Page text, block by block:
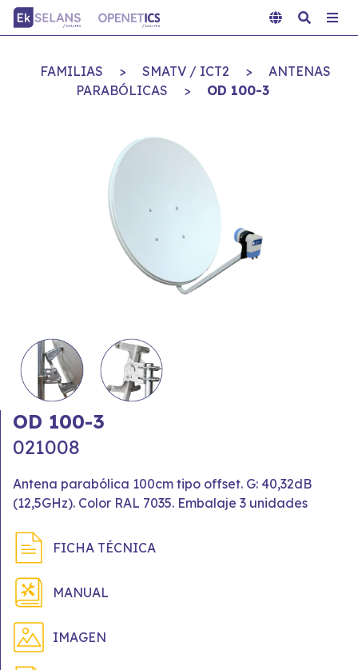
FAMILIAS > SMATV / ICT2 >
ANTENAS
PARABÓLICAS
> OD 100-3
OD 100-3
021008
Antena parabólica 100cm tipo offset. G: 40,32dB
(12,5GHz). Color RAL 7035. Embalaje 3 unidades
FICHA TÉCNICA
MANUAL
IMAGEN